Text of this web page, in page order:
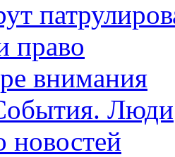
право
внимания
Люди
новостей